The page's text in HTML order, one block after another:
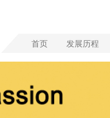
首页 发展历程